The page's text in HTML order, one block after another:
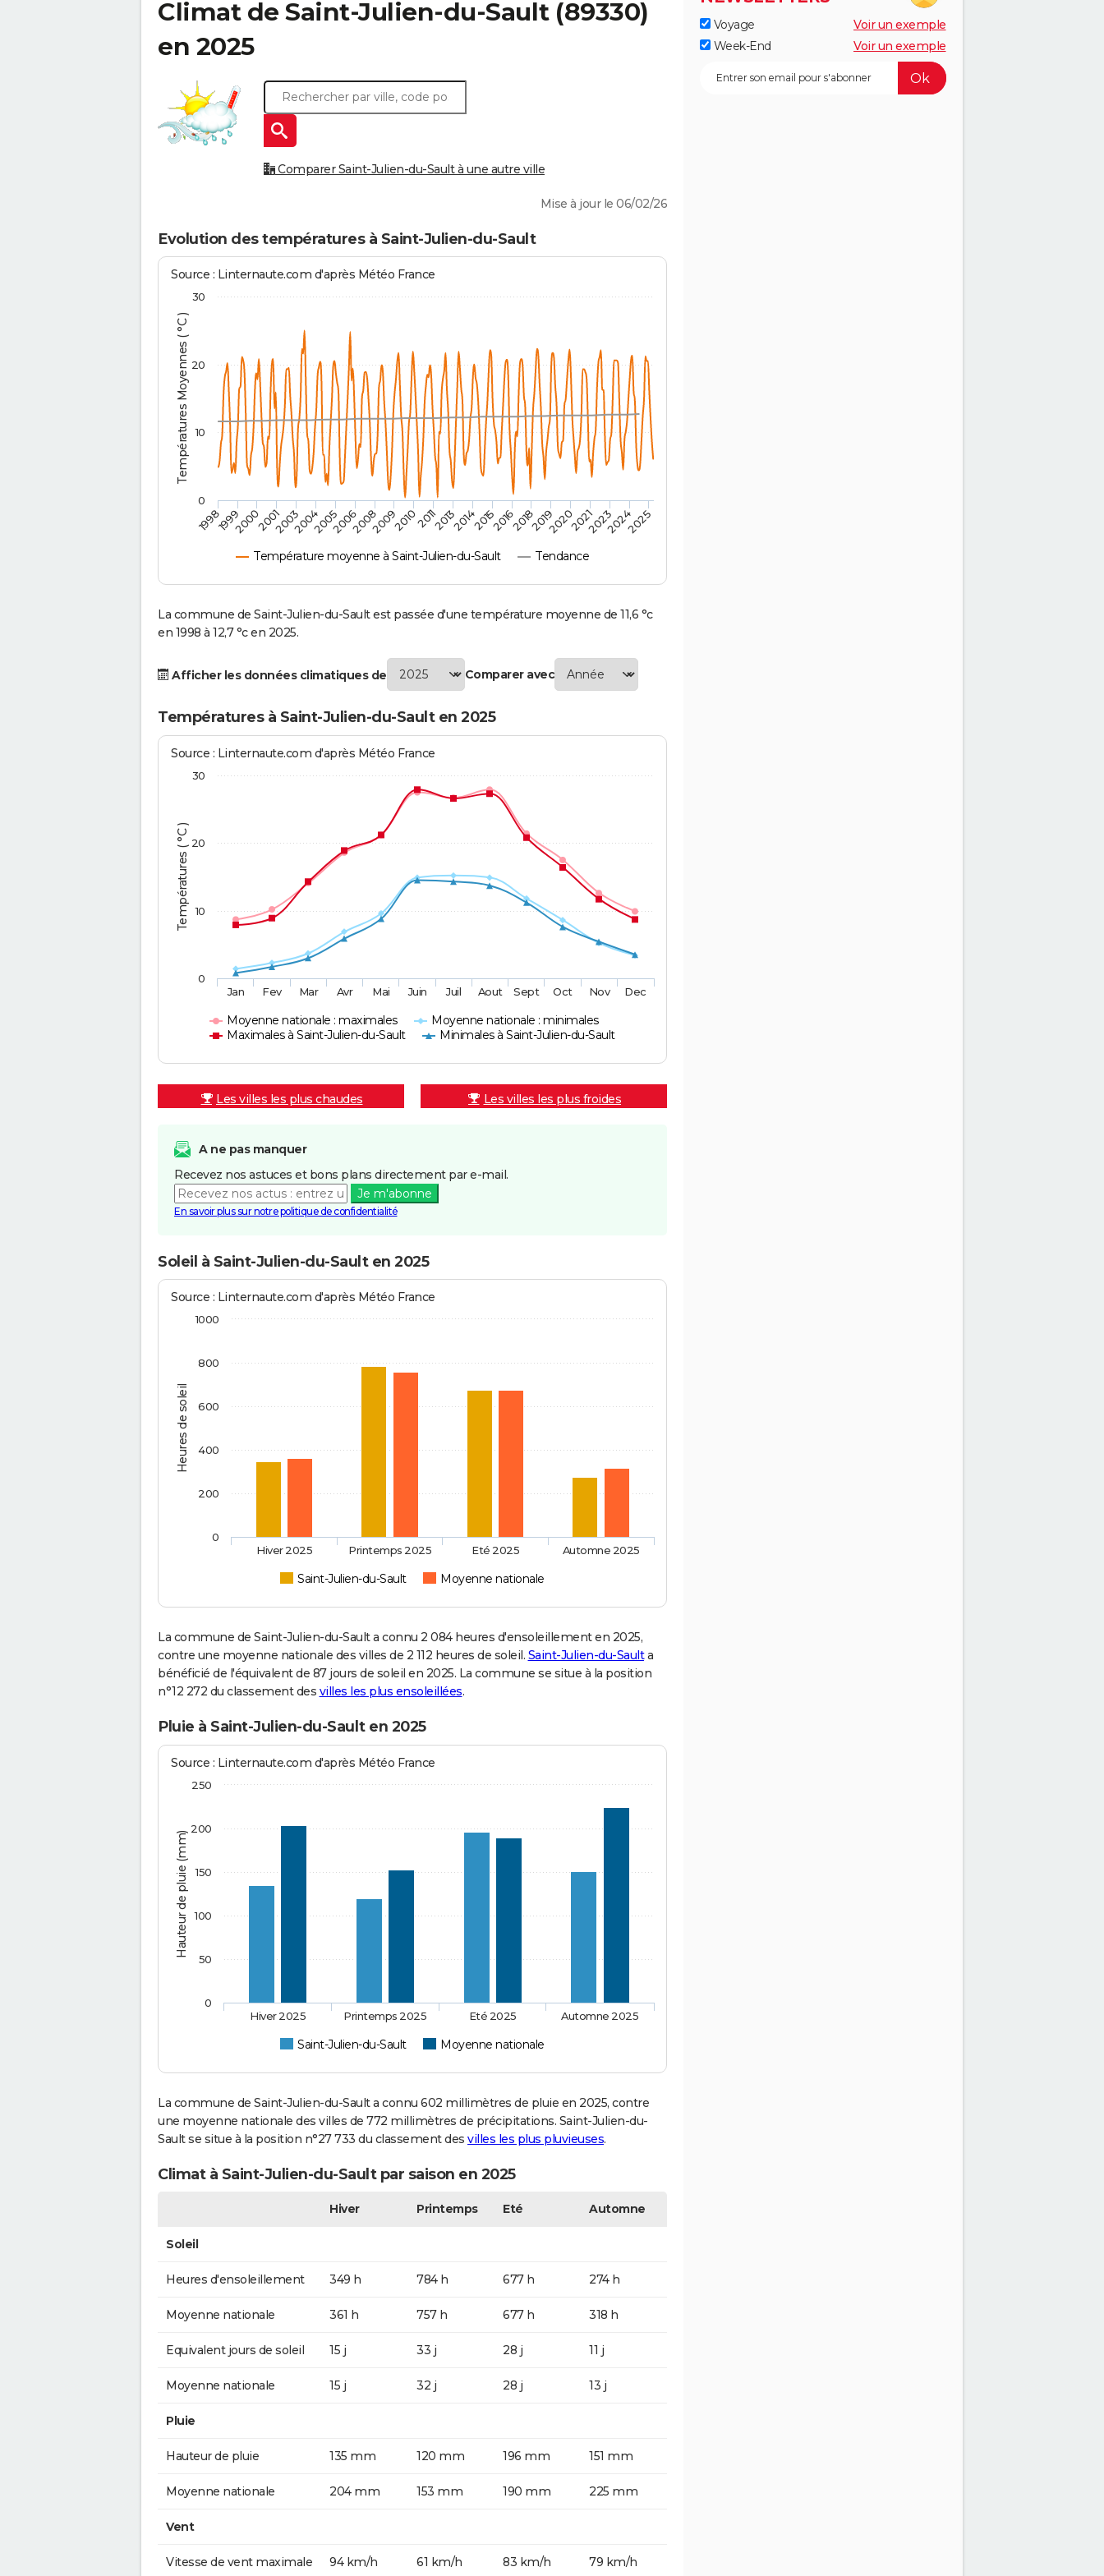
Climat de Saint-Julien-du-Sault(89330)
en 2025
Comparer Saint-Julien-du-Sault à une autre ville
Mise à jour le 06/02/26
Evolution des températures à Saint-Julien-du-Sault
Températures Moyennes ( °C )
Source : Linternaute.com d'après Météo France
Température moyenne à Saint-Julien-du-Sault Tendance
1998 2014
199920002001200320042005200620082009201020112013 201520162018201920202021202320242025
0
10
20
30
La commune de Saint-Julien-du-Sault est passée d'une température moyenne de 11,6 °c
en 1998 à 12,7 °c en 2025.
Afficher les données climatiques de Comparer avec
Températures à Saint-Julien-du-Sault en 2025
Températures ( °C )
Source : Linternaute.com d'après Météo France
Moyenne nationale : maximales
Moyenne nationale : minimales
Maximales à Saint-Julien-du-Sault
Minimales à Saint-Julien-du-Sault
Jan Fev Mar Avr Mai Juin Juil Aout Sept Oct Nov Dec
0
10
20
30
Les villes les plus chaudes Les villes les plus froides
A ne pas manquer
Recevez nos astuces et bons plans directement par e-mail.
Je m'abonne
En savoir plus sur notre politique de confidentialité
Soleil à Saint-Julien-du-Sault en 2025
Heures de soleil
Source : Linternaute.com d'après Météo France
Saint-Julien-du-Sault Moyenne nationale
Hiver 2025 Printemps 2025 Eté 2025 Automne 2025
0
200
400
600
800
1000
La commune de Saint-Julien-du-Sault a connu 2 084 heures d'ensoleillement en 2025,
contre une moyenne nationale des villes de 2 112 heures de soleil. Saint-Julien-du-Saulta
bénéficié de l'équivalent de 87 jours de soleil en 2025. La commune se situe à la position
n°12 272 du classement des villes les plus ensoleillées.
Pluie à Saint-Julien-du-Sault en 2025
Hauteur de pluie (mm)
Source : Linternaute.com d'après Météo France
Saint-Julien-du-Sault Moyenne nationale
Hiver 2025 Printemps 2025 Eté 2025 Automne 2025
0
50
100
150
200
250
La commune de Saint-Julien-du-Sault a connu 602 millimètres de pluie en 2025, contre
une moyenne nationale des villes de 772 millimètres de précipitations. Saint-Julien-du-
Sault se situe à la position n°27 733 du classement des villes les plus pluvieuses.
Climat à Saint-Julien-du-Sault par saison en 2025
Hiver Printemps Eté Automne
Soleil
Heures d'ensoleillement 349 h 784 h 677 h 274 h
Moyenne nationale 361 h 757 h 677 h 318 h
Equivalent jours de soleil 15 j 33 j 28 j 11 j
Moyenne nationale 15 j 32 j 28 j 13 j
Pluie
Hauteur de pluie 135 mm 120 mm 196 mm 151 mm
Moyenne nationale 204 mm 153 mm 190 mm 225 mm
Vent
Vitesse de vent maximale 94 km/h 61 km/h 83 km/h 79 km/h
Voyage
Voir un exemple
Week-End
Voir un exemple